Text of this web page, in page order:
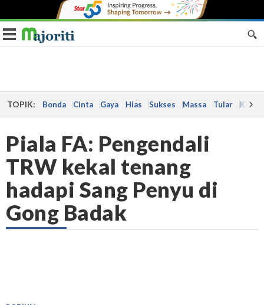
Toggle navigation
TOPIK: Bonda Cinta Gaya Hias Sukses Massa Tular Kes
Piala FA: Pengendali
TRW kekal tenang
hadapi Sang Penyu di
Gong Badak